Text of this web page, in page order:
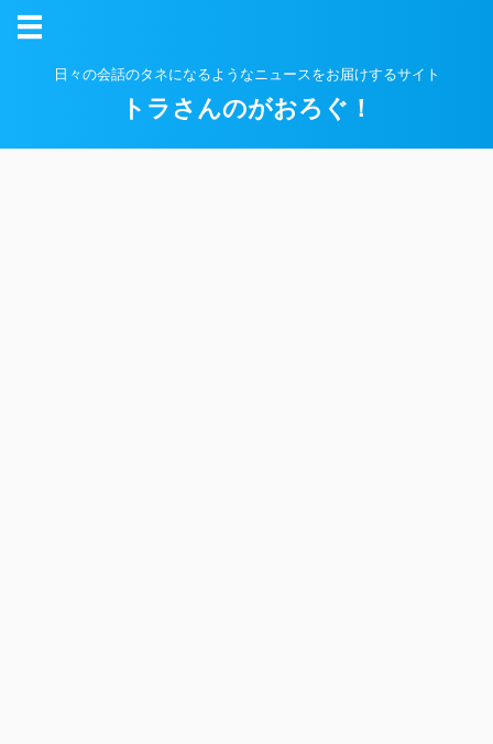
日々の会話のタネになるようなニュースをお届けするサイト
トラさんのがおろぐ！